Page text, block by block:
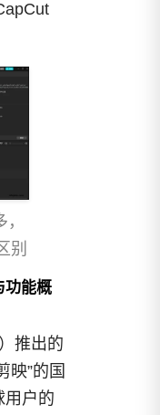
别
功能概
推出的
映”的国
用户的